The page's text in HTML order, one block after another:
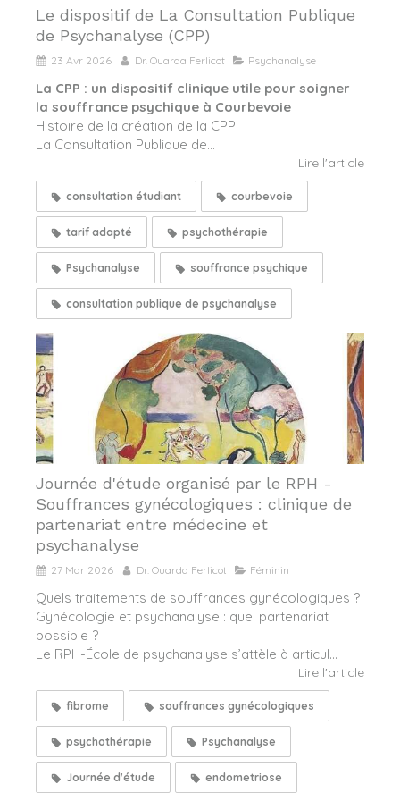
Le dispositif de La Consultation Publique
de Psychanalyse (CPP)
23 Avr 2026 Dr. Ouarda Ferlicot Psychanalyse
La CPP : un dispositif clinique utile pour soigner
la souffrance psychique à Courbevoie
Histoire de la création de la CPP
La Consultation Publique de...
Lire l'article
consultation étudiant courbevoie
tarif adapté psychothérapie
Psychanalyse souffrance psychique
consultation publique de psychanalyse
Journée d'étude organisé par le RPH -
Souffrances gynécologiques : clinique de
partenariat entre médecine et
psychanalyse
27 Mar 2026 Dr. Ouarda Ferlicot Féminin
Quels traitements de souffrances gynécologiques ?
Gynécologie et psychanalyse : quel partenariat
possible ?
Le RPH-École de psychanalyse s’attèle à articul...
Lire l'article
fibrome souffrances gynécologiques
psychothérapie Psychanalyse
Journée d'étude endometriose